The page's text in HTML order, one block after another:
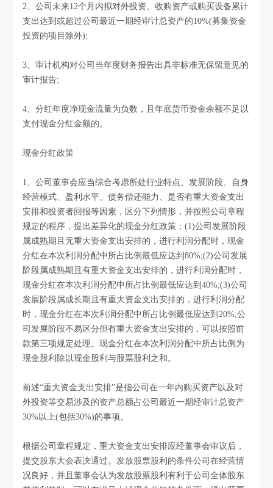
2、公司未来12个月内拟对外投资、收购资产或购买设备累计
支出达到或超过公司最近一期经审计总资产的10%(募集资金
投资的项目除外);
3、审计机构对公司当年度财务报告出具非标准无保留意见的
审计报告;
4、分红年度净现金流量为负数，且年底货币资金余额不足以
支付现金分红金额的。
现金分红政策
1、公司董事会应当综合考虑所处行业特点、发展阶段、自身
经营模式、盈利水平、债务偿还能力、是否有重大资金支出
安排和投资者回报等因素，区分下列情形，并按照公司章程
规定的程序，提出差异化的现金分红政策：(1)公司发展阶段
属成熟期且无重大资金支出安排的，进行利润分配时，现金
分红在本次利润分配中所占比例最低应达到80%;(2)公司发展
阶段属成熟期且有重大资金支出安排的，进行利润分配时，
现金分红在本次利润分配中所占比例最低应达到40%;(3)公司
发展阶段属成长期且有重大资金支出安排的，进行利润分配
时，现金分红在本次利润分配中所占比例最低应达到20%;公
司发展阶段不易区分但有重大资金支出安排的，可以按照前
款第三项规定处理。现金分红在本次利润分配中所占比例为
现金股利除以现金股利与股票股利之和。
前述“重大资金支出安排”是指公司在一年内购买资产以及对
外投资等交易涉及的资产总额占公司最近一期经审计总资产
30%以上(包括30%)的事项。
根据公司章程规定，重大资金支出安排应经董事会审议后，
提交股东大会表决通过。发放股票股利的条件公司在经营情
况良好，并且董事会认为发放股票股利有利于公司全体股东